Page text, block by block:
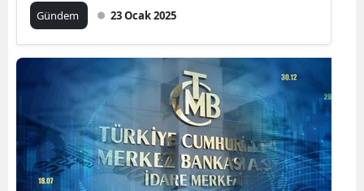
Edirne
Elazığ
Erzincan
Gündem 23 Ocak 2025